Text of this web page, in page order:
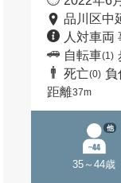
品川区中
人対車両
自転車(1)
死亡(0) 負
距離37m
35～44歳
他